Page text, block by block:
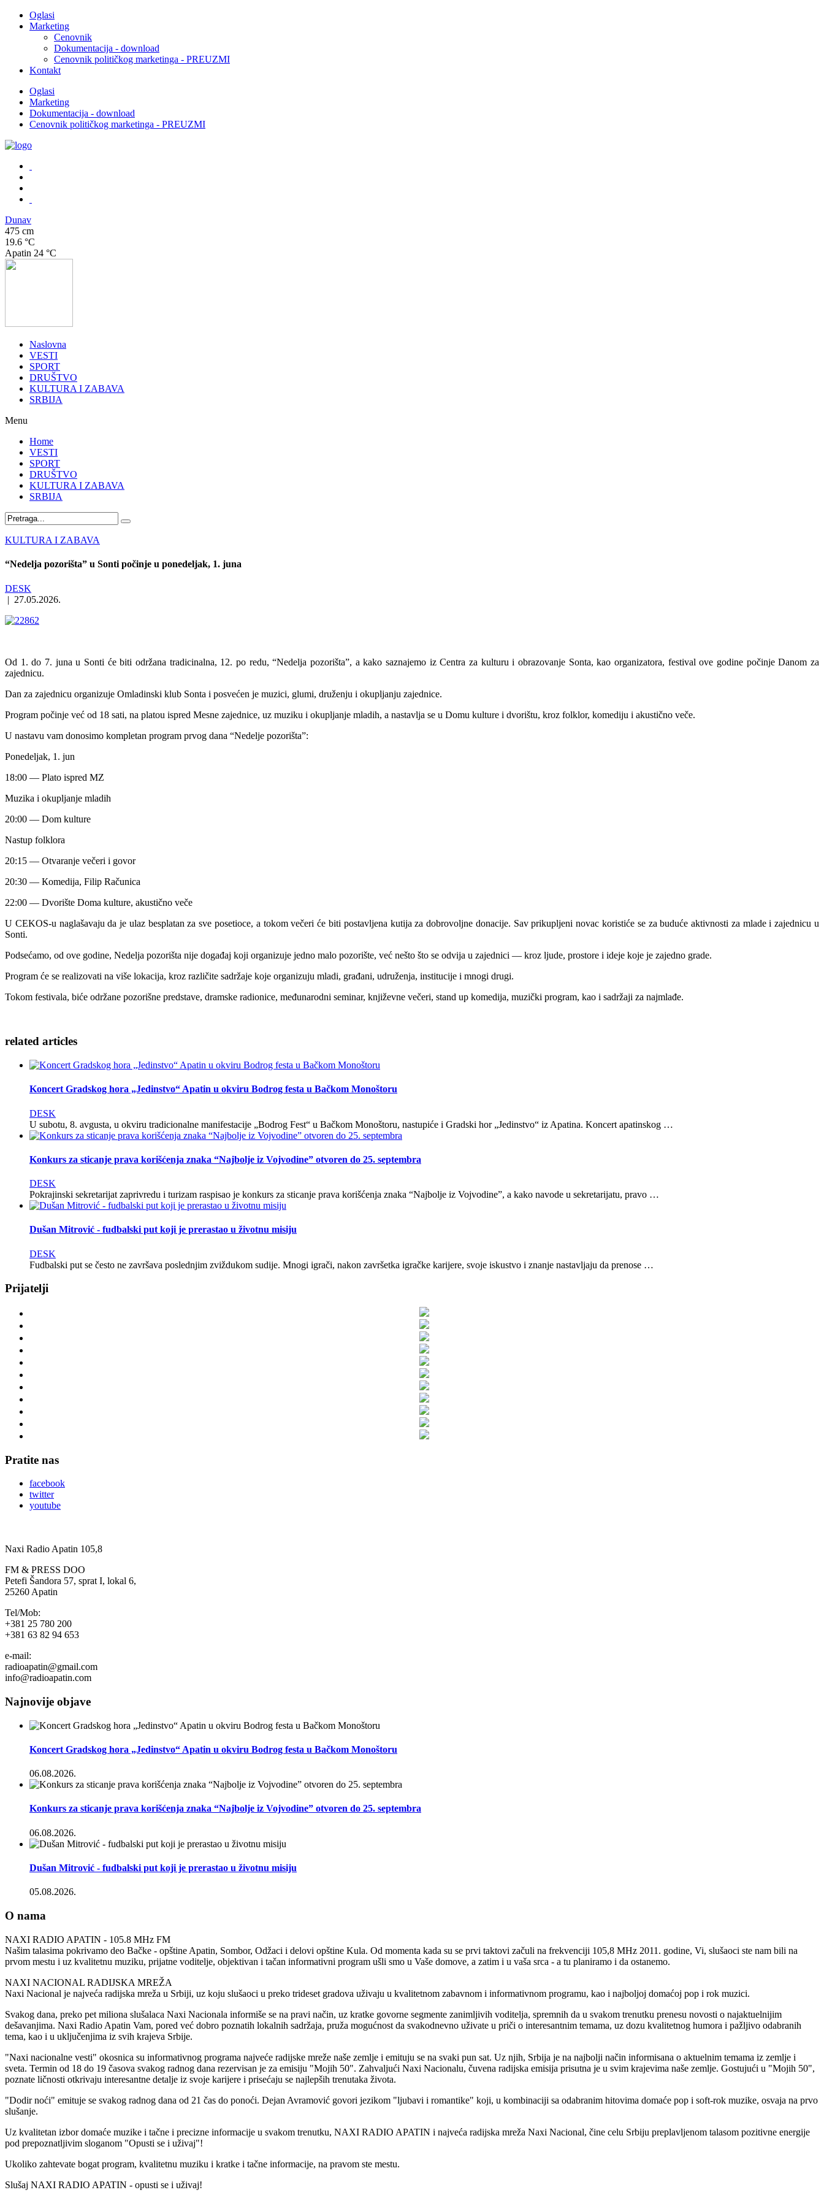
Oglasi
Marketing
Cenovnik
Dokumentacija - download
Cenovnik političkog marketinga - PREUZMI
Kontakt
Oglasi
Marketing
Dokumentacija - download
Cenovnik političkog marketinga - PREUZMI
Dunav
475 cm
19.6 °C
Apatin 24 °C
Naslovna
VESTI
SPORT
DRUŠTVO
KULTURA I ZABAVA
SRBIJA
Menu
Home
VESTI
SPORT
DRUŠTVO
KULTURA I ZABAVA
SRBIJA
KULTURA I ZABAVA
“Nedelja pozorišta” u Sonti počinje u ponedeljak, 1. juna
DESK
| 27.05.2026.
Od 1. do 7. juna u Sonti će biti održana tradicinalna, 12. po redu, “Nedelja pozorišta”, a kako saznajemo iz Centra za kulturu i obrazovanje Sonta, kao organizatora, festival ove godine počinje Danom za
zajednicu.
Dan za zajednicu organizuje Omladinski klub Sonta i posvećen je muzici, glumi, druženju i okupljanju zajednice.
Program počinje već od 18 sati, na platou ispred Mesne zajednice, uz muziku i okupljanje mladih, a nastavlja se u Domu kulture i dvorištu, kroz folklor, komediju i akustično veče.
U nastavu vam donosimo kompletan program prvog dana “Nedelje pozorišta”:
Ponedeljak, 1. jun
18:00 — Plato ispred MZ
Muzika i okupljanje mladih
20:00 — Dom kulture
Nastup folklora
20:15 — Otvaranje večeri i govor
20:30 — Кomedija, Filip Računica
22:00 — Dvorište Doma kulture, akustično veče
U CEKOS-u naglašavaju da je ulaz besplatan za sve posetioce, a tokom večeri će biti postavljena kutija za dobrovoljne donacije. Sav prikupljeni novac koristiće se za buduće aktivnosti za mlade i zajednicu u
Sonti.
Podsećamo, od ove godine, Nedelja pozorišta nije događaj koji organizuje jedno malo pozorište, već nešto što se odvija u zajednici — kroz ljude, prostore i ideje koje je zajedno grade.
Program će se realizovati na više lokacija, kroz različite sadržaje koje organizuju mladi, građani, udruženja, institucije i mnogi drugi.
Tokom festivala, biće održane pozorišne predstave, dramske radionice, međunarodni seminar, književne večeri, stand up komedija, muzički program, kao i sadržaji za najmlađe.
related articles
Koncert Gradskog hora „Jedinstvo“ Apatin u okviru Bodrog festa u Bačkom Monoštoru
DESK
U subotu, 8. avgusta, u okviru tradicionalne manifestacije „Bodrog Fest“ u Bačkom Monoštoru, nastupiće i Gradski hor „Jedinstvo“ iz Apatina. Koncert apatinskog …
Konkurs za sticanje prava korišćenja znaka “Najbolje iz Vojvodine” otvoren do 25. septembra
DESK
Pokrajinski sekretarijat zaprivredu i turizam raspisao je konkurs za sticanje prava korišćenja znaka “Najbolje iz Vojvodine”, a kako navode u sekretarijatu, pravo …
Dušan Mitrović - fudbalski put koji je prerastao u životnu misiju
DESK
Fudbalski put se često ne završava poslednjim zviždukom sudije. Mnogi igrači, nakon završetka igračke karijere, svoje iskustvo i znanje nastavljaju da prenose …
Prijatelji
Pratite nas
facebook
twitter
youtube
Naxi Radio Apatin 105,8
FM & PRESS DOO
Petefi Šandora 57, sprat I, lokal 6,
25260 Apatin
Tel/Mob:
+381 25 780 200
+381 63 82 94 653
e-mail:
radioapatin@gmail.com
info@radioapatin.com
Najnovije objave
Koncert Gradskog hora „Jedinstvo“ Apatin u okviru Bodrog festa u Bačkom Monoštoru
06.08.2026.
Konkurs za sticanje prava korišćenja znaka “Najbolje iz Vojvodine” otvoren do 25. septembra
06.08.2026.
Dušan Mitrović - fudbalski put koji je prerastao u životnu misiju
05.08.2026.
O nama
NAXI RADIO APATIN - 105.8 MHz FM
Našim talasima pokrivamo deo Bačke - opštine Apatin, Sombor, Odžaci i delovi opštine Kula. Od momenta kada su se prvi taktovi začuli na frekvenciji 105,8 MHz 2011. godine, Vi, slušaoci ste nam bili na
prvom mestu i uz kvalitetnu muziku, prijatne voditelje, objektivan i tačan informativni program ušli smo u Vaše domove, a zatim i u vaša srca - a tu planiramo i da ostanemo.
NAXI NACIONAL RADIJSKA MREŽA
Naxi Nacional je najveća radijska mreža u Srbiji, uz koju slušaoci u preko trideset gradova uživaju u kvalitetnom zabavnom i informativnom programu, kao i najboljoj domaćoj pop i rok muzici.
Svakog dana, preko pet miliona slušalaca Naxi Nacionala informiše se na pravi način, uz kratke govorne segmente zanimljivih voditelja, spremnih da u svakom trenutku prenesu novosti o najaktuelnijim
dešavanjima. Naxi Radio Apatin Vam, pored već dobro poznatih lokalnih sadržaja, pruža mogućnost da svakodnevno uživate u priči o interesantnim temama, uz dozu kvalitetnog humora i pažljivo odabranih
tema, kao i u uključenjima iz svih krajeva Srbije.
"Naxi nacionalne vesti" okosnica su informativnog programa najveće radijske mreže naše zemlje i emituju se na svaki pun sat. Uz njih, Srbija je na najbolji način informisana o aktuelnim temama iz zemlje i
sveta. Termin od 18 do 19 časova svakog radnog dana rezervisan je za emisiju "Mojih 50". Zahvaljući Naxi Nacionalu, čuvena radijska emisija prisutna je u svim krajevima naše zemlje. Gostujući u "Mojih 50",
poznate ličnosti otkrivaju interesantne detalje iz svoje karijere i prisećaju se najlepših trenutaka života.
"Dodir noći" emituje se svakog radnog dana od 21 čas do ponoći. Dejan Avramović govori jezikom "ljubavi i romantike" koji, u kombinaciji sa odabranim hitovima domaće pop i soft-rok muzike, osvaja na prvo
slušanje.
Uz kvalitetan izbor domaće muzike i tačne i precizne informacije u svakom trenutku, NAXI RADIO APATIN i najveća radijska mreža Naxi Nacional, čine celu Srbiju preplavljenom talasom pozitivne energije
pod prepoznatljivim sloganom "Opusti se i uživaj"!
Ukoliko zahtevate bogat program, kvalitetnu muziku i kratke i tačne informacije, na pravom ste mestu.
Slušaj NAXI RADIO APATIN - opusti se i uživaj!